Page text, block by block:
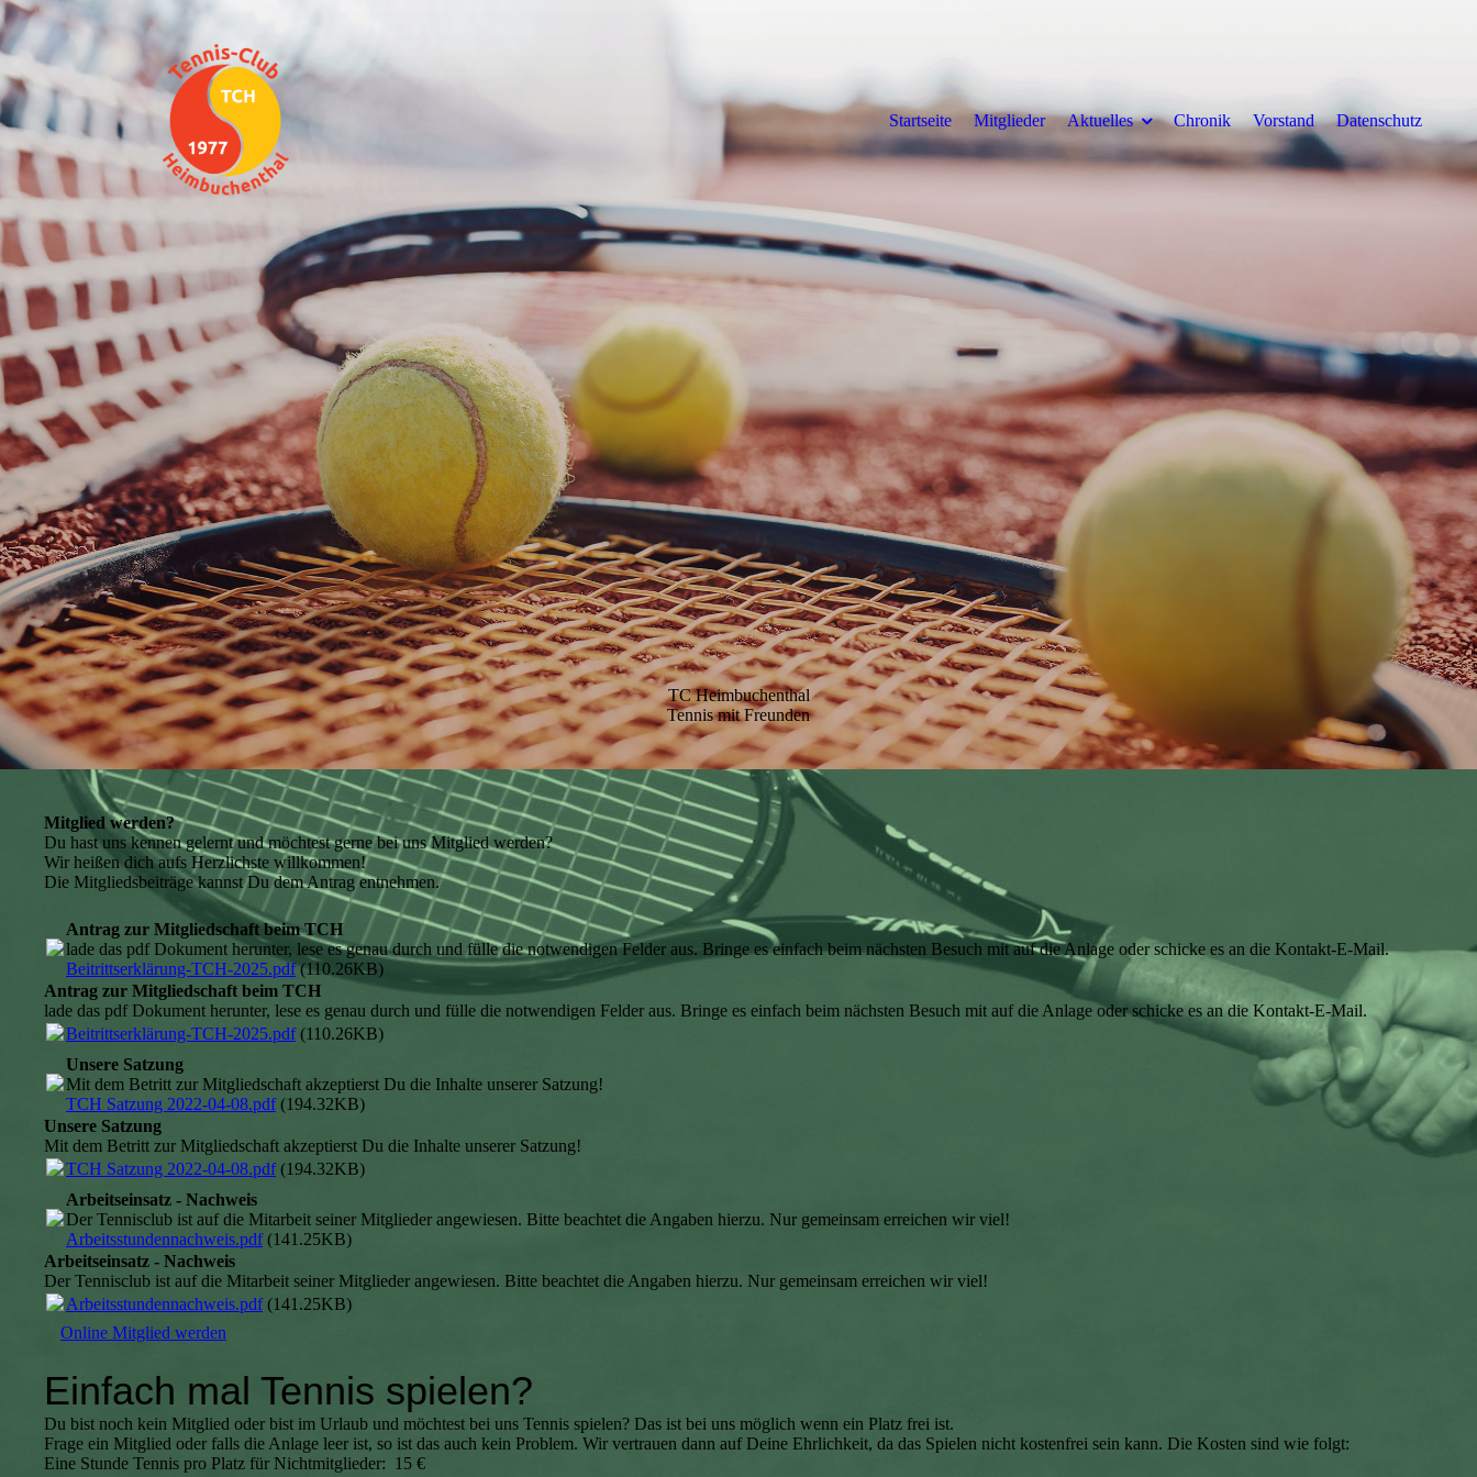
Startseite Mitglieder Aktuelles Chronik Vorstand Datenschutz
TC Heimbuchenthal
Tennis mit Freunden
Mitglied werden?
Du hast uns kennen gelernt und möchtest gerne bei uns Mitglied werden?
Wir heißen dich aufs Herzlichste willkommen!
Die Mitgliedsbeiträge kannst Du dem Antrag entnehmen.
Antrag zur Mitgliedschaft beim TCH
lade das pdf Dokument herunter, lese es genau durch und fülle die notwendigen Felder aus. Bringe es einfach beim nächsten Besuch mit auf die Anlage oder schicke es an die Kontakt-E-Mail.
Beitrittserklärung-TCH-2025.pdf(110.26KB)
Antrag zur Mitgliedschaft beim TCH
lade das pdf Dokument herunter, lese es genau durch und fülle die notwendigen Felder aus. Bringe es einfach beim nächsten Besuch mit auf die Anlage oder schicke es an die Kontakt-E-Mail.
Beitrittserklärung-TCH-2025.pdf(110.26KB)
Unsere Satzung
Mit dem Betritt zur Mitgliedschaft akzeptierst Du die Inhalte unserer Satzung!
TCH Satzung 2022-04-08.pdf(194.32KB)
Unsere Satzung
Mit dem Betritt zur Mitgliedschaft akzeptierst Du die Inhalte unserer Satzung!
TCH Satzung 2022-04-08.pdf(194.32KB)
Arbeitseinsatz - Nachweis
Der Tennisclub ist auf die Mitarbeit seiner Mitglieder angewiesen. Bitte beachtet die Angaben hierzu. Nur gemeinsam erreichen wir viel!
Arbeitsstundennachweis.pdf(141.25KB)
Arbeitseinsatz - Nachweis
Der Tennisclub ist auf die Mitarbeit seiner Mitglieder angewiesen. Bitte beachtet die Angaben hierzu. Nur gemeinsam erreichen wir viel!
Arbeitsstundennachweis.pdf(141.25KB)
Online Mitglied werden
Einfach mal Tennis spielen?
Du bist noch kein Mitglied oder bist im Urlaub und möchtest bei uns Tennis spielen? Das ist bei uns möglich wenn ein Platz frei ist.
Frage ein Mitglied oder falls die Anlage leer ist, so ist das auch kein Problem. Wir vertrauen dann auf Deine Ehrlichkeit, da das Spielen nicht kostenfrei sein kann. Die Kosten sind wie folgt:
Eine Stunde Tennis pro Platz für Nichtmitglieder: 15 €